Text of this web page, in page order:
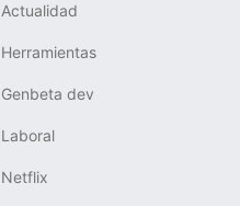
Actualidad
Herramientas
Genbeta dev
Laboral
Netflix